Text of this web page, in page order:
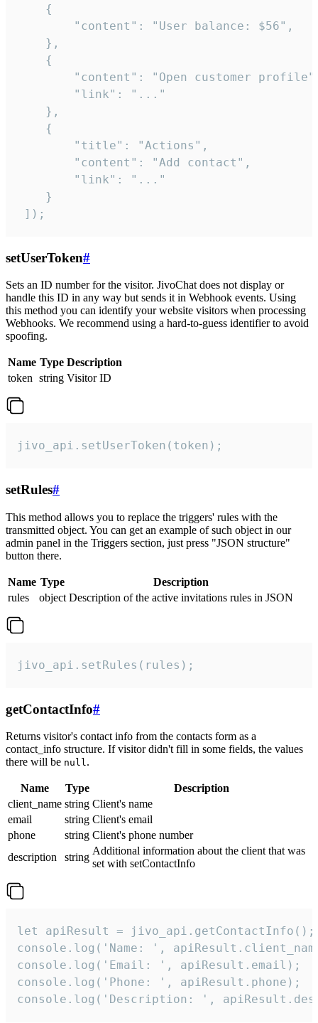
    {
        "content": "User balance: $56",
    },
    {
"content": "Open customer
        "link": "..."
    },
    {
        "title": "Actions",
        "content": "Add contact",
        "link": "..."
    }
]);
setUserToken#
Sets an ID number for the visitor. JivoChat does not display or
handle this ID in any way but sends it in Webhook events. Using
this method you can identify your website visitors when processing
Webhooks. We recommend using a hard-to-guess identifier to avoid
spoofing.
Name Type Description
token string Visitor ID
jivo_api.setUserToken(token);
setRules#
This method allows you to replace the triggers' rules with the
transmitted object. You can get an example of such object in our
admin panel in the Triggers section, just press "JSON structure"
button there.
Name Type
Description
rules
object Description of the active invitations rules in JSON
jivo_api.setRules(rules);
getContactInfo#
Returns visitor's contact info from the contacts form as a
contact_info structure. If visitor didn't fill in some fields, the values
there will be null.
Name Type
Description
client_name string Client's name
email
string Client's email
phone
string Client's phone number
description
string
Additional information about the client that was
set with setContactInfo
let apiResult = jivo_api.getContactInfo();
console.log('Name: ',
console.log('Email: ', apiResult.email);
console.log('Phone: ', apiResult.phone);
console.log('Description: ',